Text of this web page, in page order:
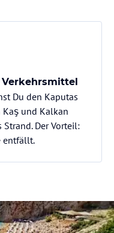
Du den Kaputas
Kaş und Kalkan
Der Vorteil:
entfällt.